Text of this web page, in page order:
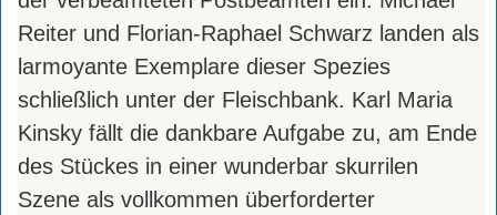
Reiter und Florian-Raphael Schwarz landen als
larmoyante Exemplare dieser Spezies
schließlich unter der Fleischbank. Karl Maria
Kinsky fällt die dankbare Aufgabe zu, am Ende
des Stückes in einer wunderbar skurrilen
Szene als vollkommen überforderter